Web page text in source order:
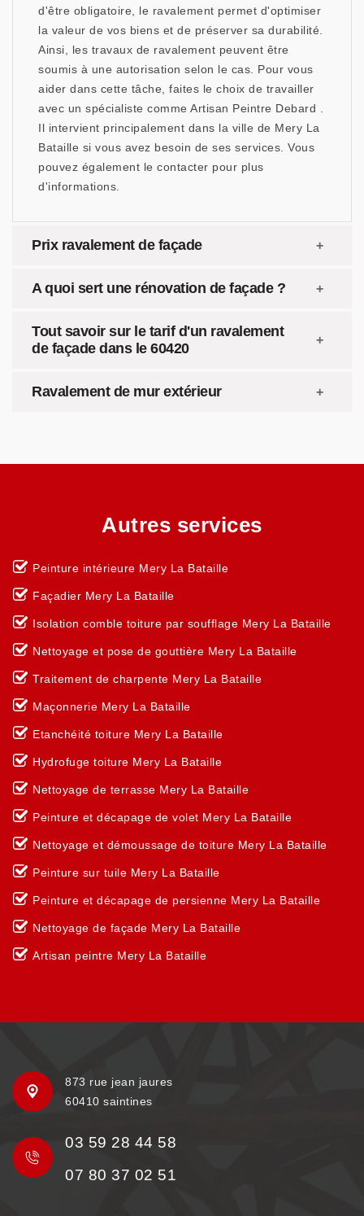
d'être obligatoire, le ravalement permet d'optimiser
la valeur de vos biens et de préserver sa durabilité.
Ainsi, les travaux de ravalement peuvent être
soumis à une autorisation selon le cas. Pour vous
aider dans cette tâche, faites le choix de travailler
avec un spécialiste comme Artisan Peintre Debard .
Il intervient principalement dans la ville de Mery La
Bataille si vous avez besoin de ses services. Vous
pouvez également le contacter pour plus
d'informations.
Prix ravalement de façade
A quoi sert une rénovation de façade ?
Tout savoir sur le tarif d'un ravalement
de façade dans le 60420
Ravalement de mur extérieur
Autres services
Peinture intérieure Mery La Bataille
Façadier Mery La Bataille
Isolation comble toiture par soufflage Mery La Bataille
Nettoyage et pose de gouttière Mery La Bataille
Traitement de charpente Mery La Bataille
Maçonnerie Mery La Bataille
Etanchéité toiture Mery La Bataille
Hydrofuge toiture Mery La Bataille
Nettoyage de terrasse Mery La Bataille
Peinture et décapage de volet Mery La Bataille
Nettoyage et démoussage de toiture Mery La Bataille
Peinture sur tuile Mery La Bataille
Peinture et décapage de persienne Mery La Bataille
Nettoyage de façade Mery La Bataille
Artisan peintre Mery La Bataille
873 rue jean jaures
60410 saintines
03 59 28 44 58
07 80 37 02 51